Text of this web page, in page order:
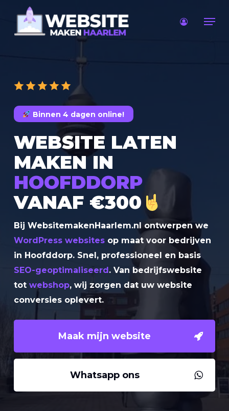
main
Binnen 4 dagen online!
WEBSITE LATEN
MAKEN IN
HOOFDDORP
VANAF €300
Bij WebsitemakenHaarlem.nl ontwerpen we
WordPress websitesop maat voor bedrijven
in Hoofddorp. Snel, professioneel en basis
SEO-geoptimaliseerd. Van bedrijfswebsite
tot webshop, wij zorgen dat uw website
conversies oplevert.
Maak mijn website
Whatsapp ons